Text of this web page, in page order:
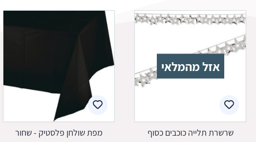
אזל מהמלאי
שרשרת תלייה כוכבים כסוף מפת שולחן פלסטיק - שחור